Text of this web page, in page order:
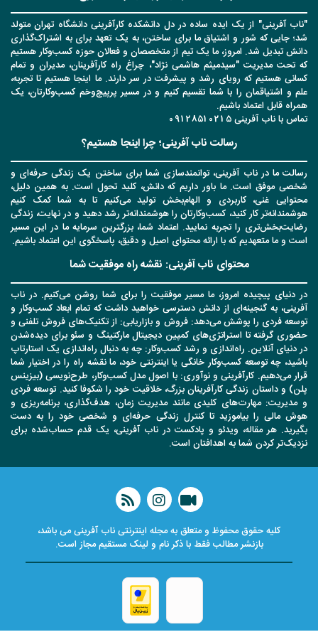
"ناب آفرینی" از یک ایده ساده در دل دانشکده کارآفرینی دانشگاه تهران متولد
شد؛ جایی که شور و اشتیاق ما برای ساختن، به یک تعهد برای به اشتراک‌گذاری
دانش تبدیل شد. امروز، ما یک تیم از متخصصان و فعالان حوزه کسب‌وکار هستیم
که تحت مدیریت "سیدمیثم هاشمی نژاد"، چراغ راه کارآفرینان، مدیران و تمام
کسانی هستیم که رویای رشد و پیشرفت در سر دارند. ما اینجا هستیم تا تجربه،
علم و اشتیاقمان را با شما تقسیم کنیم و در مسیر پرپیچ‌وخم کسب‌وکارتان، یک
همراه قابل اعتماد باشیم.
تماس با ناب آفرینی 09128510215
رسالت ناب آفرینی؛ چرا اینجا هستیم؟
رسالت ما در ناب آفرینی، توانمندسازی شما برای ساختن یک زندگی حرفه‌ای و
شخصی موفق است. ما باور داریم که دانش، کلید تحول است. به همین دلیل،
محتوایی غنی، کاربردی و الهام‌بخش تولید می‌کنیم تا به شما کمک کنیم
هوشمندانه‌تر کار کنید، کسب‌وکارتان را هوشمندانه‌تر رشد دهید و در نهایت، زندگی
رضایت‌بخش‌تری را تجربه نمایید. اعتماد شما، بزرگترین سرمایه ما در این مسیر
است و ما متعهدیم که با ارائه محتوای اصیل و دقیق، پاسخگوی این اعتماد باشیم.
محتوای ناب آفرینی: نقشه راه موفقیت شما
در دنیای پیچیده امروز، ما مسیر موفقیت را برای شما روشن می‌کنیم. در ناب
آفرینی، به گنجینه‌ای از دانش دسترسی خواهید داشت که تمام ابعاد کسب‌وکار و
توسعه فردی را پوشش می‌دهد: فروش و بازاریابی: از تکنیک‌های فروش تلفنی و
حضوری گرفته تا استراتژی‌های کمپین دیجیتال مارکتینگ و سئو برای دیده‌شدن
در دنیای آنلاین. راه‌اندازی و رشد کسب‌وکار: چه به دنبال راه‌اندازی یک استارتاپ
باشید، چه توسعه کسب‌وکار خانگی یا اینترنتی خود، ما نقشه راه را در اختیار شما
قرار می‌دهیم. کارآفرینی و نوآوری: با اصول مدل کسب‌وکار، طرح‌نویسی (بیزینس
پلن) و داستان زندگی کارآفرینان بزرگ، خلاقیت خود را شکوفا کنید. توسعه فردی
و مدیریت: مهارت‌های کلیدی مانند مدیریت زمان، هدف‌گذاری، برنامه‌ریزی و
هوش مالی را بیاموزید تا کنترل زندگی حرفه‌ای و شخصی خود را به دست
بگیرید. هر مقاله، ویدئو و پادکست در ناب آفرینی، یک قدم حساب‌شده برای
نزدیک‌تر کردن شما به اهدافتان است.
کلیه حقوق محفوظ و متعلق به مجله اینترنتی ناب آفرینی می باشد،
بازنشر مطالب فقط با ذکر نام و لینک مستقیم مجاز است.